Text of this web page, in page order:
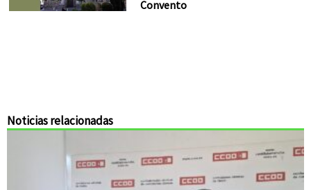
Convento
Noticias relacionadas